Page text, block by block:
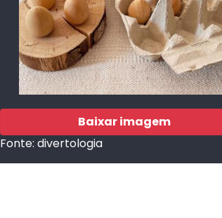
Baixar imagem
Fonte:divertologia